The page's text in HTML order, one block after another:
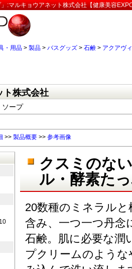
:マルキョウアネット株式会社【健康美容
・用品 > 製品 > バスグッズ > 石鹸 > アクアヴ
ト株式会社
ソープ
>> 製品概要 >> 参考画像
クスミのな
ル・酵素た
20数種のミネラル
含み、一つ一つ丹念
石鹸。肌に必要な潤
プクリームのよう